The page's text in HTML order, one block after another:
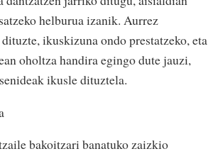
helburua izanik. Aurrez
ikuskizuna ondo prestatzeko, eta
oholtza handira egingo dute jauzi,
ikusle dituztela.
bakoitzari banatuko zaizkio